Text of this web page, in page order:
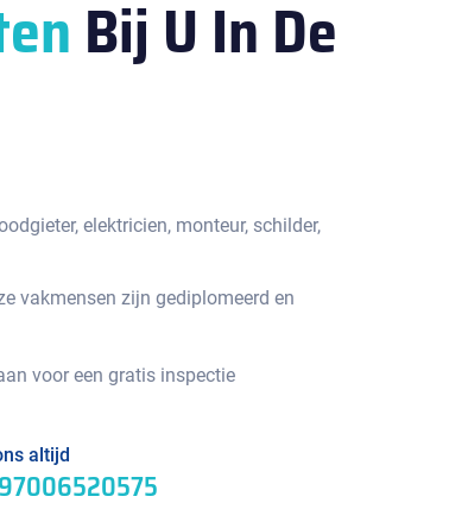
Bij U In De
elektricien, monteur, schilder,
vakmensen zijn gediplomeerd en
voor een gratis inspectie
altijd